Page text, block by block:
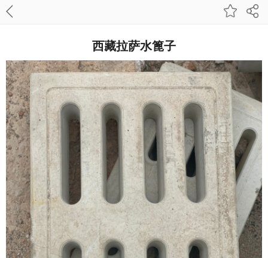
西藏拉萨水篦子